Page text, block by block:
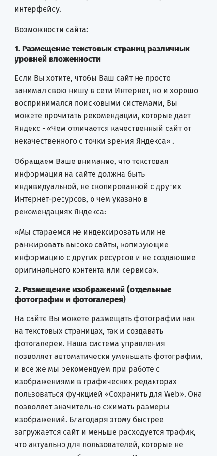
интерфейсу.
Возможности сайта:
1. Размещение текстовых страниц различных
уровней вложенности
Если Вы хотите, чтобы Ваш сайт не просто
занимал свою нишу в сети Интернет, но и хорошо
воспринимался поисковыми системами, Вы
можете прочитать рекомендации, которые дает
Яндекс - «Чем отличается качественный сайт от
некачественного с точки зрения Яндекса» .
Обращаем Ваше внимание, что текстовая
информация на сайте должна быть
индивидуальной, не скопированной с других
Интернет-ресурсов, о чем указано в
рекомендациях Яндекса:
«Мы стараемся не индексировать или не
ранжировать высоко сайты, копирующие
информацию с других ресурсов и не создающие
оригинального контента или сервиса».
2. Размещение изображений (отдельные
фотографии и фотогалерея)
На сайте Вы можете размещать фотографии как
на текстовых страницах, так и создавать
фотогалереи. Наша система управления
позволяет автоматически уменьшать фотографии,
и все же мы рекомендуем при работе с
изображениями в графических редакторах
пользоваться функцией «Сохранить для Web». Она
позволяет значительно сжимать размеры
изображений. Благодаря этому быстрее
загружается сайт и меньше расходуется трафик,
что актуально для пользователей, которые не